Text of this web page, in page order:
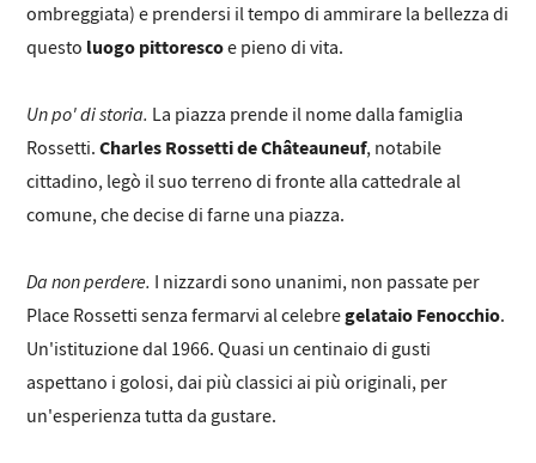
ombreggiata) e prendersi il tempo di ammirare la bellezza di
questo luogo pittorescoe pieno di vita.
Un po' di storia. La piazza prende il nome dalla famiglia
Rossetti.Charles Rossetti de Châteauneuf, notabile
cittadino, legò il suo terreno di fronte alla cattedrale al
comune, che decise di farne una piazza.
Da non perdere. I nizzardi sono unanimi, non passate per
Place Rossetti senza fermarvi al celebregelataio Fenocchio.
Un'istituzione dal 1966. Quasi un centinaio di gusti
aspettano i golosi, dai più classici ai più originali, per
un'esperienza tutta da gustare.